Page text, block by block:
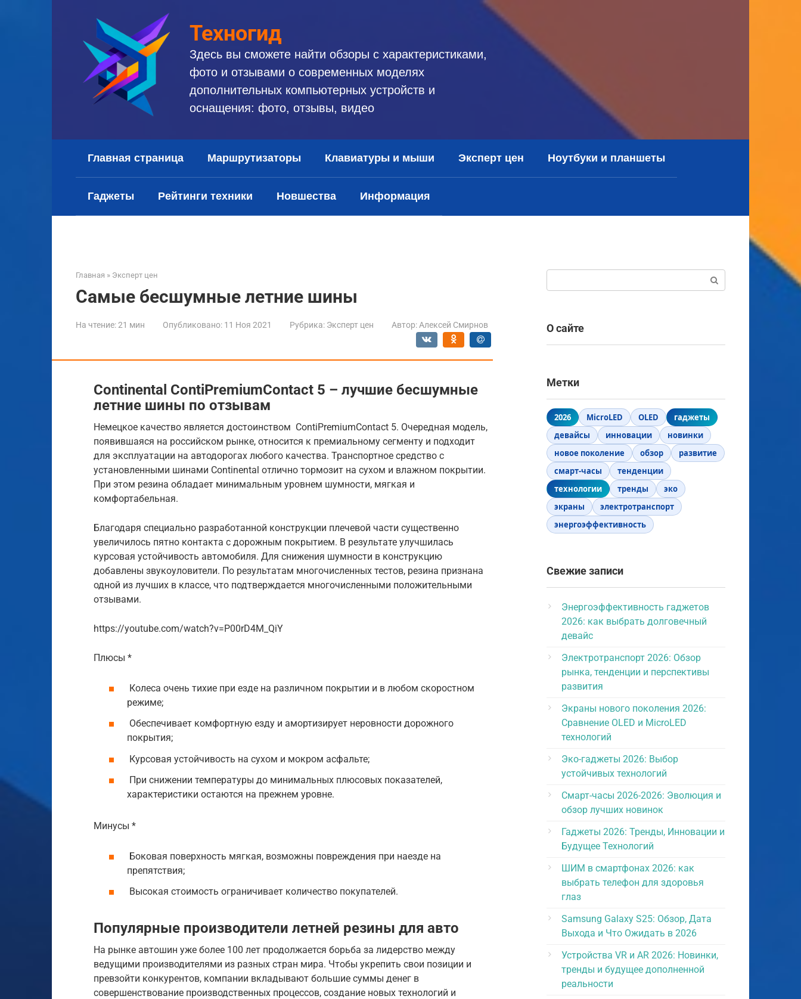
Техногид
Здесь вы сможете найти обзоры с характеристиками,
фото и отзывами о современных моделях
дополнительных компьютерных устройств и
оснащения: фото, отзывы, видео
Главная страница Маршрутизаторы Клавиатуры и мыши Эксперт цен Ноутбуки и планшеты
Гаджеты Рейтинги техники Новшества Информация
Главная » Эксперт цен
Самые бесшумные летние шины
На чтение:21 мин Опубликовано: 11 Ноя 2021 Рубрика: Эксперт цен Автор: Алексей Смирнов
Continental ContiPremiumContact 5 – лучшие бесшумные
летние шины по отзывам
Немецкое качество является достоинством ContiPremiumContact 5. Очередная модель,
появившаяся на российском рынке, относится к премиальному сегменту и подходит
для эксплуатации на автодорогах любого качества. Транспортное средство с
установленными шинами Continental отлично тормозит на сухом и влажном покрытии.
При этом резина обладает минимальным уровнем шумности, мягкая и
комфортабельная.
Благодаря специально разработанной конструкции плечевой части существенно
увеличилось пятно контакта с дорожным покрытием. В результате улучшилась
курсовая устойчивость автомобиля. Для снижения шумности в конструкцию
добавлены звукоуловители. По результатам многочисленных тестов, резина признана
одной из лучших в классе, что подтверждается многочисленными положительными
отзывами.
https://youtube.com/watch?v=P00rD4M_QiY
Плюсы *
Колеса очень тихие при езде на различном покрытии и в любом скоростном
режиме;
Обеспечивает комфортную езду и амортизирует неровности дорожного
покрытия;
Курсовая устойчивость на сухом и мокром асфальте;
При снижении температуры до минимальных плюсовых показателей,
характеристики остаются на прежнем уровне.
Минусы *
Боковая поверхность мягкая, возможны повреждения при наезде на
препятствия;
Высокая стоимость ограничивает количество покупателей.
Популярные производители летней резины для авто
На рынке автошин уже более 100 лет продолжается борьба за лидерство между
ведущими производителями из разных стран мира. Чтобы укрепить свои позиции и
превзойти конкурентов, компании вкладывают большие суммы денег в
совершенствование производственных процессов, создание новых технологий и
О сайте
Метки
2026 MicroLED OLED
гаджеты
девайсы
инновации
новинки
новое поколение
обзор
развитие
смарт-часы
тенденции
технологии
тренды
эко
экраны
электротранспорт
энергоэффективность
Свежие записи
Энергоэффективность гаджетов
2026: как выбрать долговечный
девайс
Электротранспорт 2026: Обзор
рынка, тенденции и перспективы
развития
Экраны нового поколения 2026:
Сравнение OLED и MicroLED
технологий
Эко-гаджеты 2026: Выбор
устойчивых технологий
Смарт-часы 2026-2026: Эволюция и
обзор лучших новинок
Гаджеты 2026: Тренды, Инновации и
Будущее Технологий
ШИМ в смартфонах 2026: как
выбрать телефон для здоровья
глаз
Samsung Galaxy S25: Обзор, Дата
Выхода и Что Ожидать в 2026
Устройства VR и AR 2026: Новинки,
тренды и будущее дополненной
реальности